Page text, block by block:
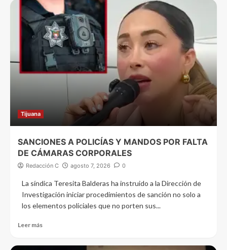
Tijuana
SANCIONES A POLICÍAS Y MANDOS POR FALTA
DE CÁMARAS CORPORALES
Redacción C agosto 7, 2026 0
La síndica Teresita Balderas ha instruido a la Dirección de
Investigación iniciar procedimientos de sanción no solo a
los elementos policiales que no porten sus...
Leer más